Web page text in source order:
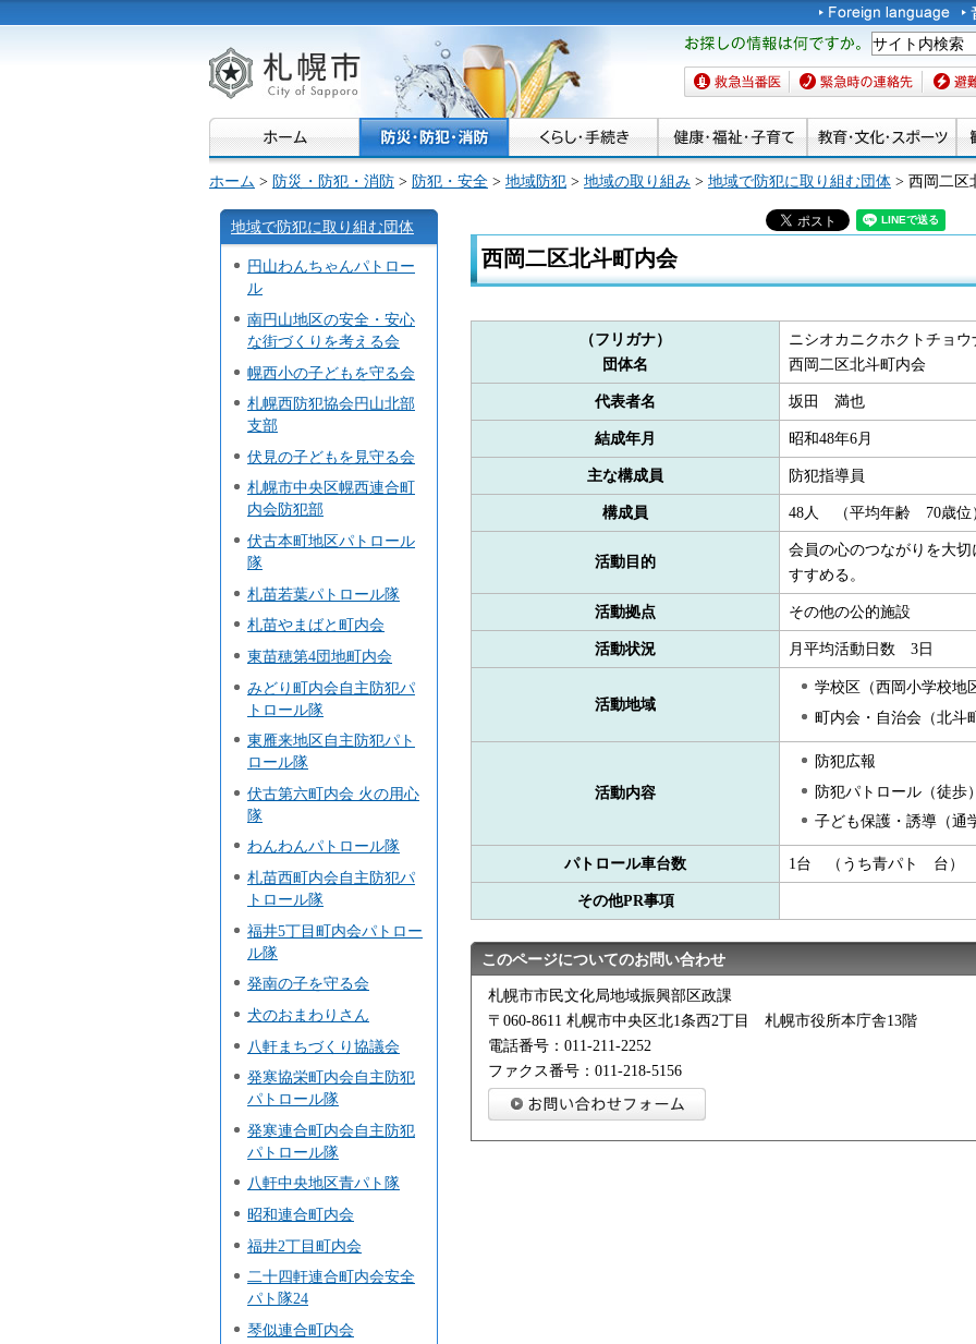
札幌市
お探しの情報は何です
か。
救急当番医 緊急時の連絡先 避難場
ホーム > 防災・防犯・消防 > 防犯・安全 > 地域防犯 > 地域の取り組み > 地域で防犯に取り組む団体 > 西岡二区
地域で防犯に取り組む団体
円山わんちゃんパトロー
ル
南円山地区の安全・安心
な街づくりを考える会
幌西小の子どもを守る会
札幌西防犯協会円山北部
支部
伏見の子どもを見守る会
札幌市中央区幌西連合町
内会防犯部
伏古本町地区パトロール
隊
札苗若葉パトロール隊
札苗やまばと町内会
東苗穂第4団地町内会
みどり町内会自主防犯パ
トロール隊
東雁来地区自主防犯パト
ロール隊
伏古第六町内会 火の用心
隊
わんわんパトロール隊
札苗西町内会自主防犯パ
トロール隊
福井5丁目町内会パトロー
ル隊
発南の子を守る会
犬のおまわりさん
八軒まちづくり協議会
発寒協栄町内会自主防犯
パトロール隊
発寒連合町内会自主防犯
パトロール隊
八軒中央地区青パト隊
昭和連合町内会
福井2丁目町内会
二十四軒連合町内会安全
パト隊24
琴似連合町内会
西岡二区北斗町内会
（フリガナ）
団体名
ニシオカニクホクトチョウ
西岡二区北斗町内会
代表者名 坂田 満也
結成年月 昭和48年6月
主な構成員 防犯指導員
構成員 48人 （平均年齢 70歳位
活動目的
会員の心のつながりを大
すすめる。
活動拠点 その他の公的施設
活動状況 月平均活動日数 3日
活動地域
学校区（西岡小学校地
町内会・自治会（北斗
活動内容
防犯広報
防犯パトロール（徒歩
子ども保護・誘導（通
パトロール車台数 1台 （うち青パト 台）
その他PR事項
このページについてのお問い合わせ
札幌市市民文化局地域振興部区政課
〒060-8611 札幌市中央区北1条西2丁目 札幌市役所本庁舎13階
電話番号：011-211-2252
ファクス番号：011-218-5156